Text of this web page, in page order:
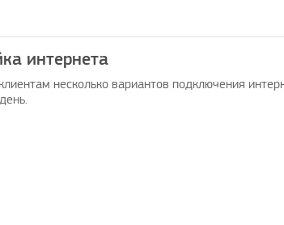
интернета
несколько вариантов подключения